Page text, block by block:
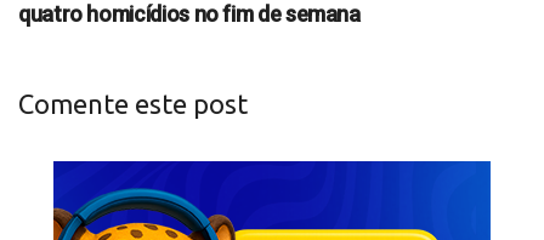
quatro homicídios no fim de semana
Comente este post